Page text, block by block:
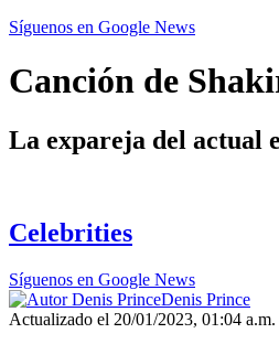
Síguenos en Google News
Canción de
La expareja del actual
Celebrities
Síguenos en Google News
Denis Prince
Actualizado el 20/01/2023, 01:04 a.m.